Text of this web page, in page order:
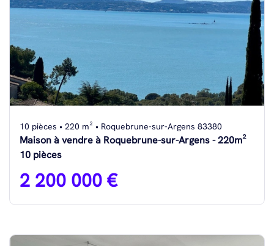
10 pièces • 220 m² • Roquebrune-sur-Argens 83380
Maison à vendre à Roquebrune-sur-Argens - 220m²
10 pièces
2 200 000 €